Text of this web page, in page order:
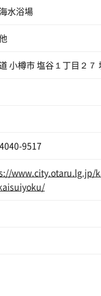
水浴場
小樽市 塩谷１丁目２７
9517
www.city.otaru.lg.jp/